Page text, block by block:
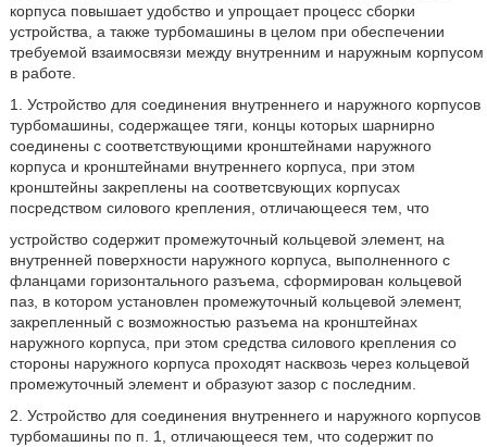
корпуса повышает удобство и упрощает процесс сборки
устройства, а также турбомашины в целом при обеспечении
требуемой взаимосвязи между внутренним и наружным корпусом
в работе.
1. Устройство для соединения внутреннего и наружного корпусов
турбомашины, содержащее тяги, концы которых шарнирно
соединены с соответствующими кронштейнами наружного
корпуса и кронштейнами внутреннего корпуса, при этом
кронштейны закреплены на соответсвующих корпусах
посредством силового крепления, отличающееся тем, что
устройство содержит промежуточный кольцевой элемент, на
внутренней поверхности наружного корпуса, выполненного с
фланцами горизонтального разъема, сформирован кольцевой
паз, в котором установлен промежуточный кольцевой элемент,
закрепленный с возможностью разъема на кронштейнах
наружного корпуса, при этом средства силового крепления со
стороны наружного корпуса проходят насквозь через кольцевой
промежуточный элемент и образуют зазор с последним.
2. Устройство для соединения внутреннего и наружного корпусов
турбомашины по п. 1, отличающееся тем, что содержит по